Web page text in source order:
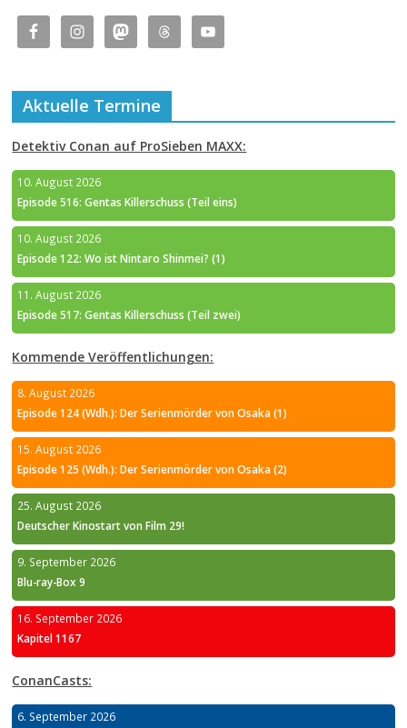
Aktuelle Termine
Detektiv Conan auf ProSieben MAXX:
10. August 2026
Episode 516: Gentas Killerschuss (Teil eins)
10. August 2026
Episode 122: Wo ist Nintaro Shinmei? (1)
11. August 2026
Episode 517: Gentas Killerschuss (Teil zwei)
Kommende Veröffentlichungen:
8. August 2026
Episode 124 (Wdh.): Der Serienmörder von Osaka (1)
15. August 2026
Episode 125 (Wdh.): Der Serienmörder von Osaka (2)
25. August 2026
Deutscher Kinostart von Film 29!
9. September 2026
Blu-ray-Box 9
16. September 2026
Kapitel 1167
ConanCasts:
6. September 2026